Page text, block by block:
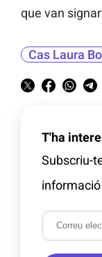
que van
Cas Laura
T'ha
Subscriu-